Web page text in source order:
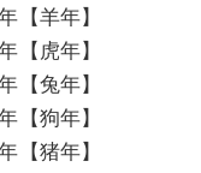
【羊年】
【虎年】
【兔年】
【狗年】
【猪年】